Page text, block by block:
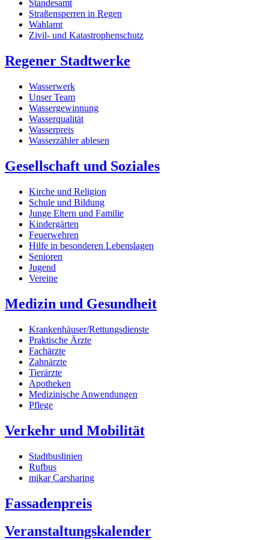
Standesamt
Straßensperren in Regen
Wahlamt
Zivil- und Katastrophenschutz
Regener Stadtwerke
Wasserwerk
Unser Team
Wassergewinnung
Wasserqualität
Wasserpreis
Wasserzähler ablesen
Gesellschaft und Soziales
Kirche und Religion
Schule und Bildung
Junge Eltern und Familie
Kindergärten
Feuerwehren
Hilfe in besonderen Lebenslagen
Senioren
Jugend
Vereine
Medizin und Gesundheit
Krankenhäuser/Rettungsdienste
Praktische Ärzte
Fachärzte
Zahnärzte
Tierärzte
Apotheken
Medizinische Anwendungen
Pflege
Verkehr und Mobilität
Stadtbuslinien
Rufbus
mikar Carsharing
Fassadenpreis
Veranstaltungskalender